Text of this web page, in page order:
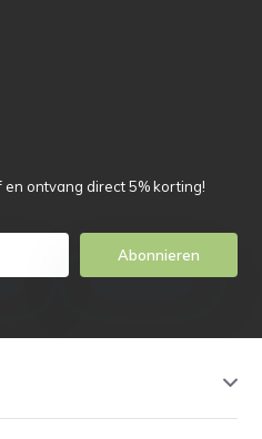
ontvang direct 5% korting!
Abonnieren